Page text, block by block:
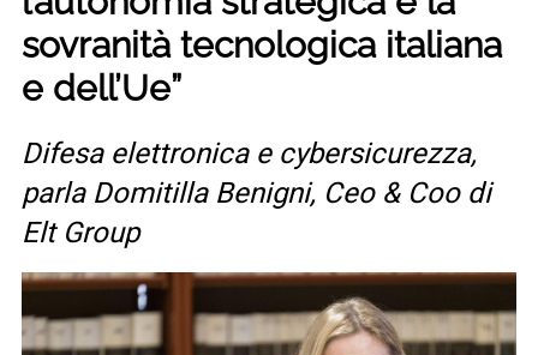
sovranità tecnologica italiana
e dell’Ue”
Difesa elettronica e cybersicurezza,
parla Domitilla Benigni, Ceo & Coo di
Elt Group